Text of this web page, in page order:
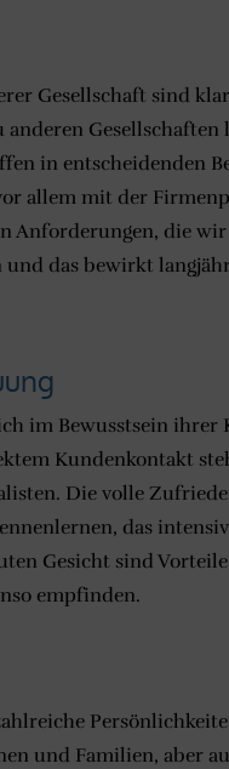
Gesellschaft sind
anderen
in entscheidenden
allem mit der
Anforderungen, die
und das bewirkt
im Bewusstsein
Kundenkontakt
Die volle
das
Gesicht sind
empfinden.
und Familien, aber